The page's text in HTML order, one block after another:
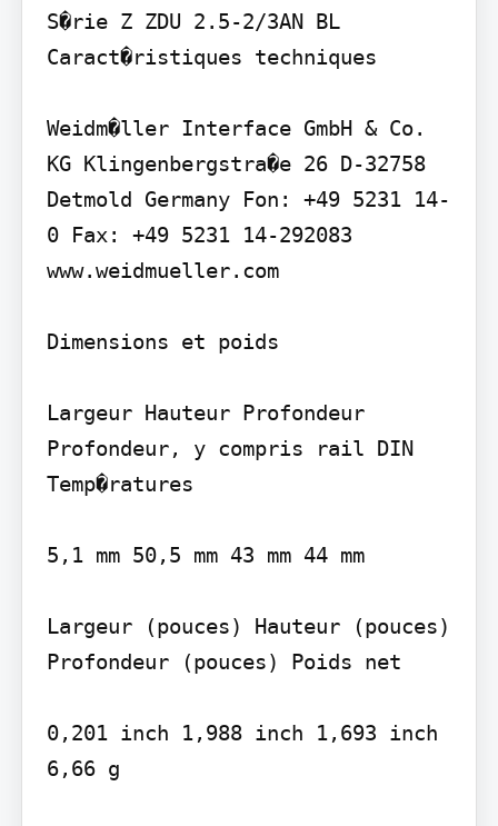
S�rie Z ZDU 2.5-2/3AN BL
Caract�ristiques techniques
Weidm�ller Interface GmbH & Co.
KG Klingenbergstra�e 26 D-32758
Detmold Germany Fon: +49 5231 14-
0 Fax: +49 5231 14-292083
www.weidmueller.com
Dimensions et poids
Largeur Hauteur Profondeur
Profondeur, y compris rail DIN
Temp�ratures
5,1 mm 50,5 mm 43 mm 44 mm
Largeur (pouces) Hauteur (pouces)
Profondeur (pouces) Poids net
0,201 inch 1,988 inch 1,693 inch
6,66 g